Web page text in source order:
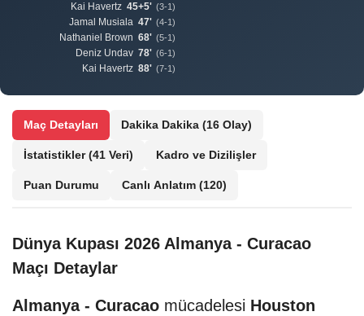
Kai Havertz 45+5' (3-1)
Jamal Musiala 47' (4-1)
Nathaniel Brown 68' (5-1)
Deniz Undav 78' (6-1)
Kai Havertz 88' (7-1)
Maç Detayları Dakika Dakika (16 Olay)
İstatistikler(41 Veri) Kadro ve Dizilişler
Puan Durumu Canlı Anlatım (120)
Dünya Kupası 2026 Almanya - Curacao
Maçı Detaylar
Almanya - Curacao mücadelesi Houston